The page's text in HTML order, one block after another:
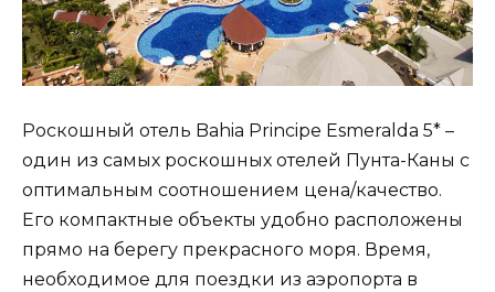
Роскошный отель Bahia Principe Esmeralda 5* –
один из самых роскошных отелей Пунта-Каны с
оптимальным соотношением цена/качество.
Его компактные объекты удобно расположены
прямо на берегу прекрасного моря. Время,
необходимое для поездки из аэропорта в